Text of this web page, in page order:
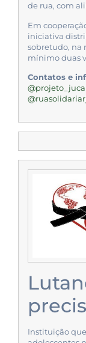
de rua, com
Em
iniciativa
sobretudo, na
mínimo duas
Contatos e
@projeto_juca
Instituição